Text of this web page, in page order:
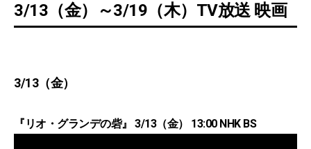
3/13（金）～3/19（木）TV放送 映画
3/13（金）
『リオ・グランデの砦』 3/13（金） 13:00 NHK BS